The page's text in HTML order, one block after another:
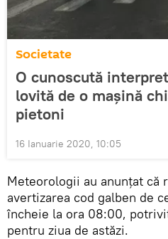
Societate
O cunoscută
lovită de o mașină
pietoni
16 Ianuarie 2020, 10:05
Meteorologii au anunțat că
avertizarea cod galben de
încheie la ora 08:00,
pentru ziua de astăzi.